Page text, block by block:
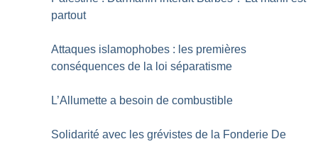
partout
Attaques islamophobes : les premières
conséquences de la loi séparatisme
L’Allumette a besoin de combustible
Solidarité avec les grévistes de la Fonderie De